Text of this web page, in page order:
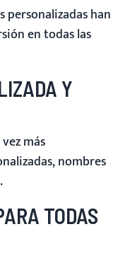
personalizadas han
en todas las
Y
más
nombres
TODAS